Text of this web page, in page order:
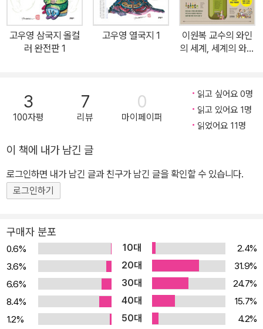
ao.com/_xlxgkIG [이만배] 소개 이걸? 만화로 배워!? 웹툰으로 수
강하는 세상의 모든 지식! 볼수록 공부가 되는 우리의 성장 만화, 지식
웹툰 이만배! 순수 재미 100% 맛있는 양념 지식. 지식을 덕질하라!
전드〉에 이르기까지 ★ 세상의 모든 게임으로 뻗어나가더라 RPG의
조상님은 누가 뭐래도 〈던전 앤 드래곤〉. 이 작품의 창시자 게리 가이
각스는 펄프 픽션의 열광적인 독자로서 습득한 오덕스럽고 괴이하고
로 자리잡은 〈던전 앤 드래곤〉을 만들었다. 이후 RPG는 일본으로 넘
어가 JRPG의 시초 〈드래곤 퀘스트〉를 낳고, 〈파이널 판타지〉를 낳았
다. 〈던전 앤 드래곤〉은 〈디아블로〉, 〈리그 오브 레전드〉 같은 기념비
다. 오늘날 게임은 주류 문화다. 우리는 게임을 더 즐겁게 즐길 권리가
있다. 그리고 재미의 원천은 오리진에 있다. 그 오리진을 하나하나 알
아가는 과정은 물론 그 이후 즐길 게임의 재미를 배가시킬 준비가 되
었다면, 이 책의 첫 장을 열어보자. ★ 왜 슬라임은 1렙 몬스터일까?
슬라임은 조셉 페인 브레넌의 소설 《슬라임》에서 무적의 괴물로 등장
했다. 최초로 슬라임이 등장한 게임은 〈던전 앤 드래곤〉. 약점을 공략
고우영 삼국지 올컬
러 완전판 1
고우영 열국지 1
이원복 교수의 와인
의 세계, 세계의 와인
3
100자평
7
리뷰
0
마이페이퍼
읽고 싶어요 0명
읽고 있어요 1명
읽었어요 11명
이 책에 내가 남긴 글
로그인하면 내가 남긴 글과 친구가 남긴 글을 확인할 수 있습니다.
로그인하기
구매자 분포
0.6% 10대
2.4%
3.6%
20대
31.9%
6.6%
30대
24.7%
8.4%
40대
15.7%
1.2%
50대
4.2%